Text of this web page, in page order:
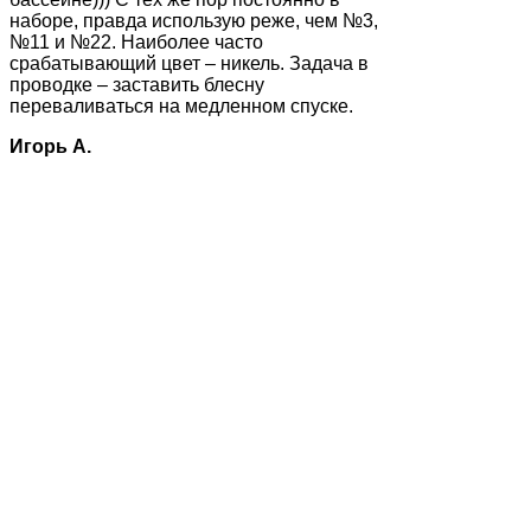
наборе, правда использую реже, чем №3,
№11 и №22. Наиболее часто
срабатывающий цвет – никель. Задача в
проводке – заставить блесну
переваливаться на медленном спуске.
Игорь А.